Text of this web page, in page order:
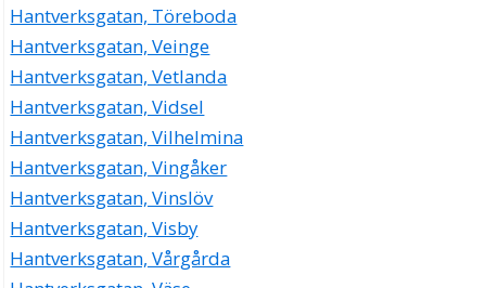
Hantverksgatan, Töreboda
Hantverksgatan, Veinge
Hantverksgatan, Vetlanda
Hantverksgatan, Vidsel
Hantverksgatan, Vilhelmina
Hantverksgatan, Vingåker
Hantverksgatan, Vinslöv
Hantverksgatan, Visby
Hantverksgatan, Vårgårda